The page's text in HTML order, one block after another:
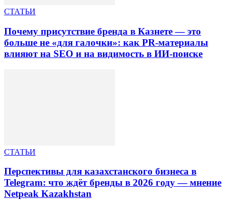
СТАТЬИ
Почему присутствие бренда в Казнете — это
больше не «для галочки»: как PR-материалы
влияют на SEO и на видимость в ИИ-поиске
СТАТЬИ
Перспективы для казахстанского бизнеса в
Telegram: что ждёт бренды в 2026 году — мнение
Netpeak Kazakhstan